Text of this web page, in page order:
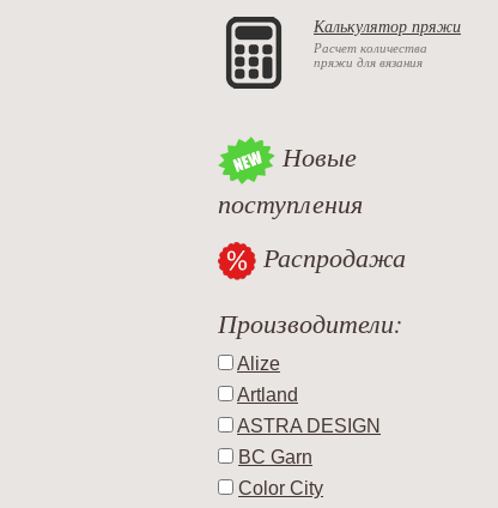
Калькулятор пряжи
Расчет количества
пряжи для вязания
Новые
поступления
Распродажа
Производители:
Alize
Artland
ASTRA DESIGN
BC Garn
Color City